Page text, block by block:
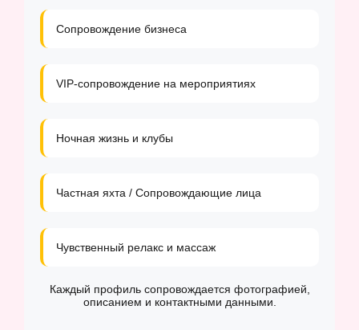
Сопровождение бизнеса
VIP-сопровождение на мероприятиях
Ночная жизнь и клубы
Частная яхта / Сопровождающие лица
Чувственный релакс и массаж
Каждый профиль сопровождается фотографией,
описанием и контактными данными.